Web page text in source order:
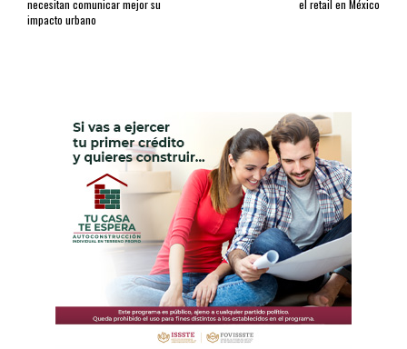
necesitan comunicar mejor su
impacto urbano
el retail en México